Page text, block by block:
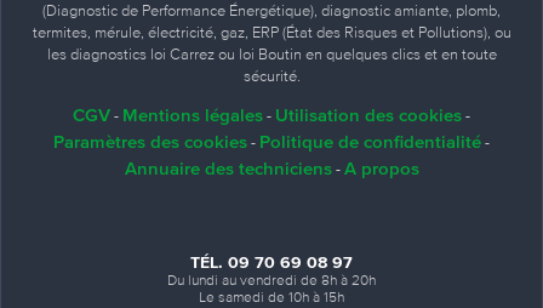
(Diagnostic de Performance Énergétique), diagnostic amiante, plomb,
termites, mérule, électricité, gaz, ERP (État des Risques et Pollutions), ou
les diagnostics loi Carrez ou loi Boutin en quelques clics et en toute
sécurité.
CGV - Mentions légales - Utilisation des cookies -
Paramètres des cookies - Politique de confidentialité -
Annuaire des techniciens- A propos
TÉL. 09 70 69 08 97
Du lundi au vendredi de 8h à 20h
Le samedi de 10h à 15h